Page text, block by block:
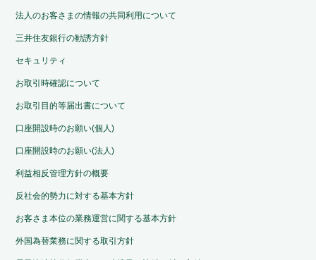
法人のお客さまの情報の共同利用について
三井住友銀行の勧誘方針
セキュリティ
お取引時確認について
お取引目的等届出書について
口座開設時のお願い(個人)
口座開設時のお願い(法人)
利益相反管理方針の概要
反社会的勢力に対する基本方針
お客さま本位の業務運営に関する基本方針
外国為替業務に関する取引方針